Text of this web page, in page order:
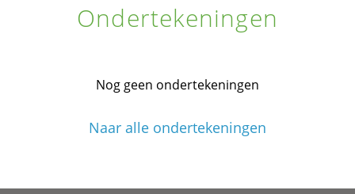
Ondertekeningen
Nog geen ondertekeningen
Naar alle ondertekeningen